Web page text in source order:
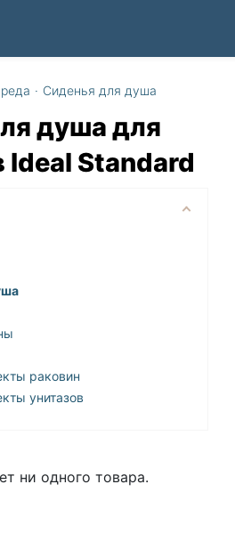
· Сиденья для душа
душа для
Ideal Standard
раковин
унитазов
ни одного товара.